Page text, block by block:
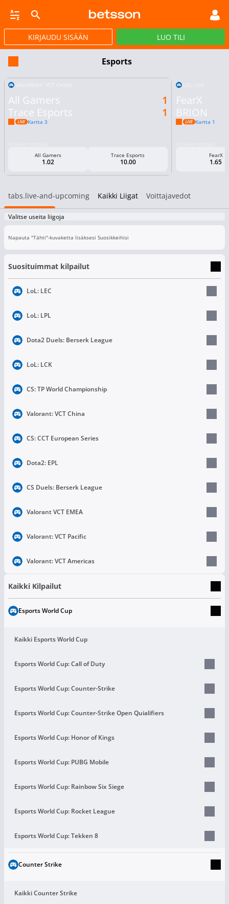
LIVEVETO HEVOSURHEILU POKERI VIRTUAALIURHEILU
KIRJAUDU SISÄÄN LUO TILI
Esports
All Gamers
Trace Esports
1
1
Kartta 3
All Gamers
1.02
Trace Esports
10.00
FearX
BRION
Kartta 1
FearX
1.65
tabs.live-and-upcoming Kaikki Liigat Voittajavedot
Valitse useita liigoja
Napauta "Tähti"-kuvaketta lisäksesi Suosikkeihisi
Suosituimmat kilpailut
LoL: LEC
LoL: LPL
Dota2 Duels: Berserk League
LoL: LCK
CS: TP World Championship
Valorant: VCT China
CS: CCT European Series
Dota2: EPL
CS Duels: Berserk League
Valorant VCT EMEA
Valorant: VCT Pacific
Valorant: VCT Americas
Kaikki Kilpailut
Esports World Cup
Kaikki Esports World Cup
Esports World Cup: Call of Duty
Esports World Cup: Counter-Strike
Esports World Cup: Counter-Strike Open Quialifiers
Esports World Cup: Honor of Kings
Esports World Cup: PUBG Mobile
Esports World Cup: Rainbow Six Siege
Esports World Cup: Rocket League
Esports World Cup: Tekken 8
Counter Strike
Kaikki Counter Strike